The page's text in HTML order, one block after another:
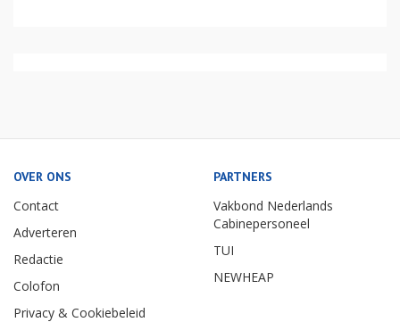
OVER ONS
Contact
Adverteren
Redactie
Colofon
Privacy & Cookiebeleid
PARTNERS
Vakbond Nederlands
Cabinepersoneel
TUI
NEWHEAP